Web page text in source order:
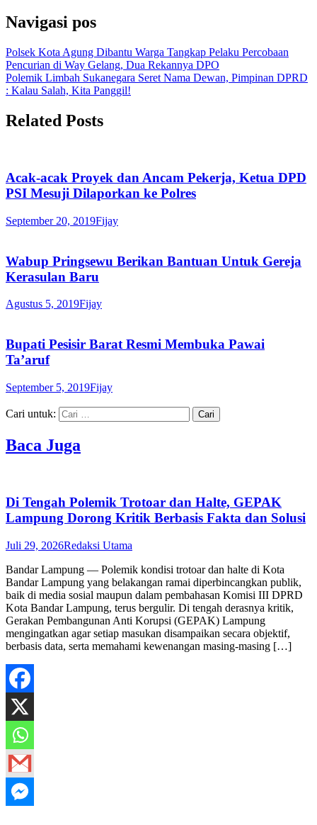
Navigasi pos
Polsek Kota Agung Dibantu Warga Tangkap Pelaku Percobaan
Pencurian di Way Gelang, Dua Rekannya DPO
Polemik Limbah Sukanegara Seret Nama Dewan, Pimpinan DPRD
: Kalau Salah, Kita Panggil!
Related Posts
Acak-acak Proyek dan Ancam Pekerja, Ketua DPD
PSI Mesuji Dilaporkan ke Polres
September 20, 2019Fijay
Wabup Pringsewu Berikan Bantuan Untuk Gereja
Kerasulan Baru
Agustus 5, 2019Fijay
Bupati Pesisir Barat Resmi Membuka Pawai
Ta’aruf
September 5, 2019Fijay
Cari untuk:
Baca Juga
Di Tengah Polemik Trotoar dan Halte, GEPAK
Lampung Dorong Kritik Berbasis Fakta dan Solusi
Juli 29, 2026Redaksi Utama
Bandar Lampung — Polemik kondisi trotoar dan halte di Kota
Bandar Lampung yang belakangan ramai diperbincangkan publik,
baik di media sosial maupun dalam pembahasan Komisi III DPRD
Kota Bandar Lampung, terus bergulir. Di tengah derasnya kritik,
Gerakan Pembangunan Anti Korupsi (GEPAK) Lampung
mengingatkan agar setiap masukan disampaikan secara objektif,
berbasis data, serta memahami kewenangan masing-masing […]